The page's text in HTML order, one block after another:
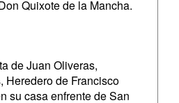
Quixote de la Mancha.
de Juan Oliveras,
Heredero de Francisco
su casa enfrente de San